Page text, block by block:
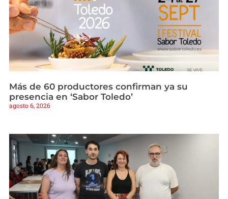
Más de 60 productores confirman ya su
presencia en ‘Sabor Toledo’
agosto 6, 2026